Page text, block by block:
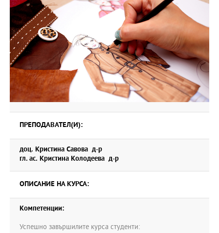
ПРЕПОДАВАТЕЛ(И):
доц. Кристина Савова д-р
гл. ас. Кристина Колодеева д-р
ОПИСАНИЕ НА КУРСА:
Компетенции:
Успешно завършилите курса студенти: